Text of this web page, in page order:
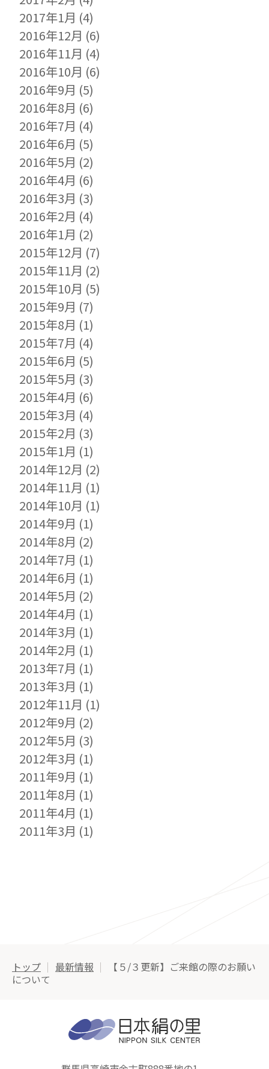
トップ 最新情報
【５/３更新】ご来館の際のお願い
について
2017年1月 (4)
2016年12月 (6)
2016年11月 (4)
2016年10月 (6)
2016年9月 (5)
2016年8月 (6)
2016年7月 (4)
2016年6月 (5)
2016年5月 (2)
2016年4月 (6)
2016年3月 (3)
2016年2月 (4)
2016年1月 (2)
2015年12月 (7)
2015年11月 (2)
2015年10月 (5)
2015年9月 (7)
2015年8月 (1)
2015年7月 (4)
2015年6月 (5)
2015年5月 (3)
2015年4月 (6)
2015年3月 (4)
2015年2月 (3)
2015年1月 (1)
2014年12月 (2)
2014年11月 (1)
2014年10月 (1)
2014年9月 (1)
2014年8月 (2)
2014年7月 (1)
2014年6月 (1)
2014年5月 (2)
2014年4月 (1)
2014年3月 (1)
2014年2月 (1)
2013年7月 (1)
2013年3月 (1)
2012年11月 (1)
2012年9月 (2)
2012年5月 (3)
2012年3月 (1)
2011年9月 (1)
2011年8月 (1)
2011年4月 (1)
2011年3月 (1)